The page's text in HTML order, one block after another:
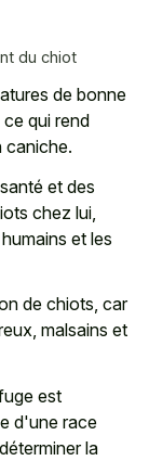
du chiot
de bonne
qui rend
caniche.
et des
chez lui,
et les
de chiots, car
malsains et
est
d'une race
la